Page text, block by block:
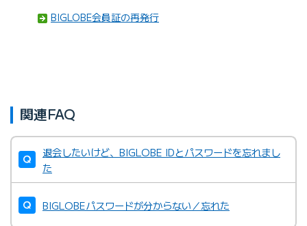
BIGLOBE会員証の再発行
関連FAQ
退会したいけど、BIGLOBE IDとパスワードを忘れまし
た
BIGLOBEパスワードが分からない／忘れた